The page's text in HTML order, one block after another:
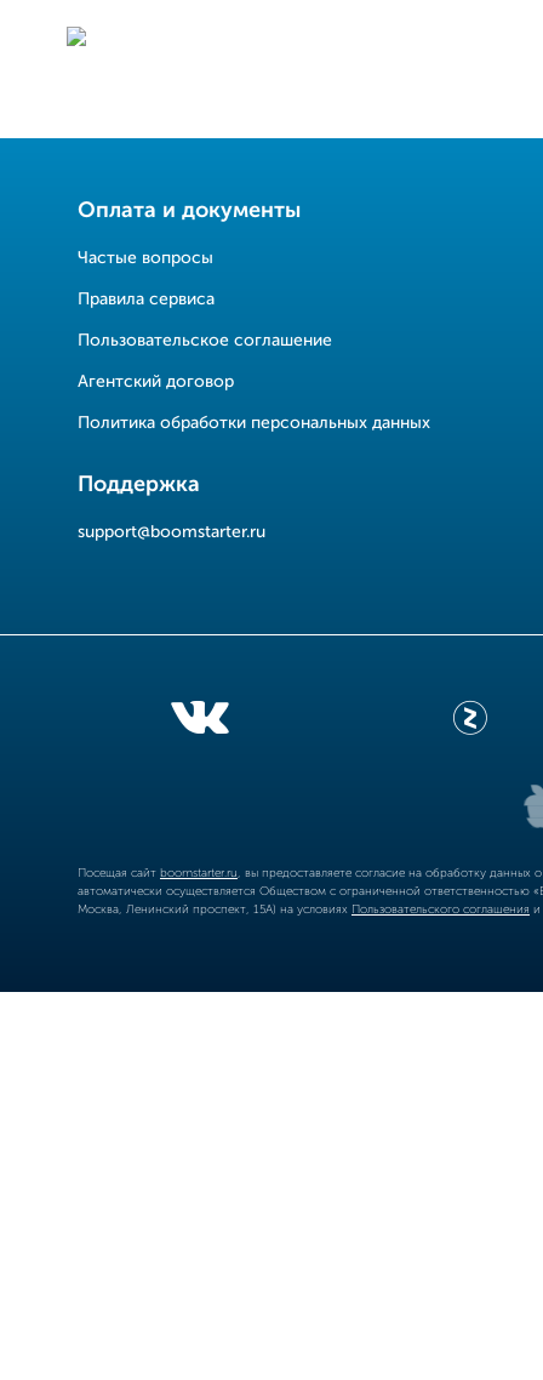
Оплата и документы
Частые вопросы
Правила сервиса
Пользовательское соглашение
Агентский договор
Политика обработки персональных данных
Поддержка
support@boomstarter.ru
Посещая сайт boomstarter.ru , вы предоставляете согласие на обработку
автоматически осуществляется Обществом с ограниченной
Москва, Ленинский проспект, 15А) на условиях Пользовательского соглашения и